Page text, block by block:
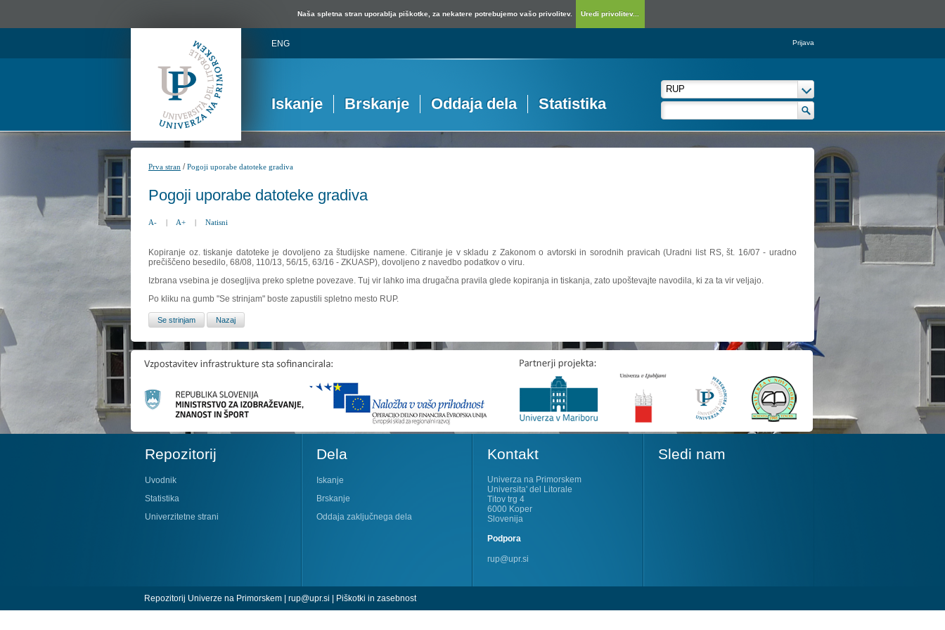
Naša spletna stran uporablja piškotke, za nekatere potrebujemo vašo privolitev. Uredi privolitev...
ENG Prijava
Iskanje Brskanje Oddaja dela Statistika
Prva stran /Pogoji uporabe datoteke gradiva
Pogoji uporabe datoteke gradiva
A- | A+ | Natisni
Kopiranje oz. tiskanje datoteke je dovoljeno za študijske namene. Citiranje je v skladu z Zakonom o avtorski in sorodnih pravicah (Uradni list RS, št. 16/07 - uradno
prečiščeno besedilo, 68/08, 110/13, 56/15, 63/16 - ZKUASP), dovoljeno z navedbo podatkov o viru.
Izbrana vsebina je dosegljiva preko spletne povezave. Tuj vir lahko ima drugačna pravila glede kopiranja in tiskanja, zato upoštevajte navodila, ki za ta vir veljajo.
Po kliku na gumb "Se strinjam" boste zapustili spletno mesto RUP.
Repozitorij
Uvodnik
Statistika
Univerzitetne strani
Dela
Iskanje
Brskanje
Oddaja zaključnega dela
Kontakt
Univerza na Primorskem
Universita' del Litorale
Titov trg 4
6000 Koper
Slovenija
Podpora
rup@upr.si
Sledi nam
Repozitorij Univerze na Primorskem | rup@upr.si | Piškotki in zasebnost